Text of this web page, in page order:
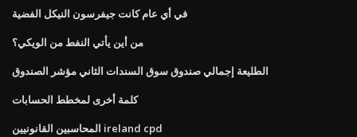
في أي عام كانت جيفرسون النيكل الفضية
من أين يأتي النفط من الويكي؟
الطليعة إجمالي صندوق سوق السندات الثاني مؤشر الصندوق
كلمة أخرى لمخطط الحسابات
المحاسبين القانونيين ireland cpd